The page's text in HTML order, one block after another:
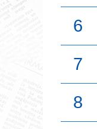
6
7
8